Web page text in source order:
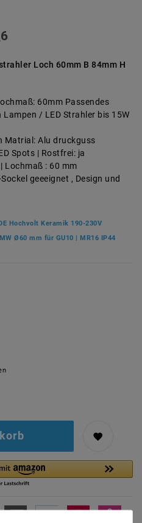
Loch 60mm B 84mm H
60mm Passendes
/ LED Strahler bis 15W
Matrial: Alu druckguss
Spots | Rostfrei: ja
Lochmaß : 60 mm
geeeignet , Design und
Hochvolt Keramik 190-230V
Ø60 mm für GU10 | MR16 IP44